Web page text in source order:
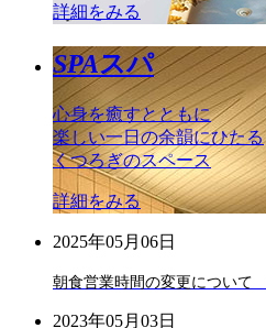
詳細をみる
SPAスパ
心身を癒すとともに
楽しい一日の余韻にひたる
くつろぎのスペース
詳細をみる
2025年05月06日
朝食営業時間の変更について
2023年05月03日